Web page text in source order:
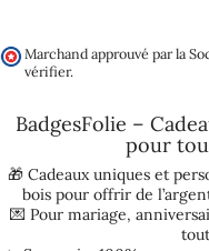
Marchand approuvé par la
vérifier.
BadgesFolie –
pour
🎁 Cadeaux uniques et
bois pour offrir de
💌 Pour mariage,